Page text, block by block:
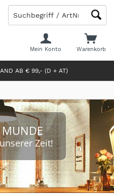
AB € 99,- (D + AT)
Warenkorb
Mein Konto
Zeit!